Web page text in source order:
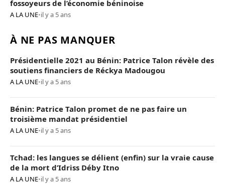
fossoyeurs de l’économie béninoise
A LA UNE•il y a 5 ans
À NE PAS MANQUER
Présidentielle 2021 au Bénin: Patrice Talon révèle des
soutiens financiers de Réckya Madougou
A LA UNE•il y a 5 ans
Bénin: Patrice Talon promet de ne pas faire un
troisième mandat présidentiel
A LA UNE•il y a 5 ans
Tchad: les langues se délient (enfin) sur la vraie cause
de la mort d’Idriss Déby Itno
A LA UNE•il y a 5 ans